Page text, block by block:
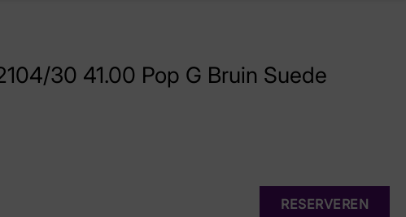
30 41.00 Pop G Bruin Suede
RESERVEREN